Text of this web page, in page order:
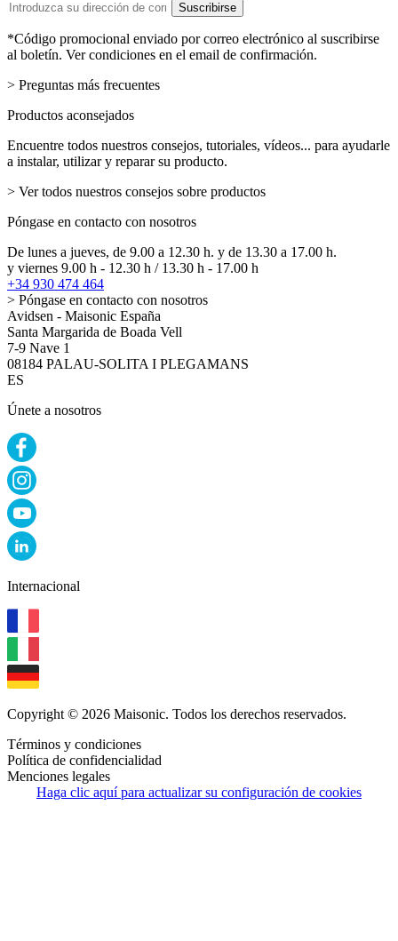
Dirección
email
Suscribirse
*Código promocional enviado por correo electrónico al suscribirse
al boletín. Ver condiciones en el email de confirmación.
> Preguntas más frecuentes
Productos aconsejados
Encuentre todos nuestros consejos, tutoriales, vídeos... para ayudarle
a instalar, utilizar y reparar su producto.
> Ver todos nuestros consejos sobre productos
Póngase en contacto con nosotros
De lunes a jueves, de 9.00 a 12.30 h. y de 13.30 a 17.00 h.
y viernes 9.00 h - 12.30 h / 13.30 h - 17.00 h
+34 930 474 464
> Póngase en contacto con nosotros
Avidsen - Maisonic España
Santa Margarida de Boada Vell
7-9 Nave 1
08184 PALAU-SOLITA I PLEGAMANS
ES
Únete a nosotros
Internacional
Copyright © 2026 Maisonic. Todos los derechos reservados.
Términos y condiciones
Política de confidencialidad
Menciones legales
Haga clic aquí para actualizar su configuración de cookies